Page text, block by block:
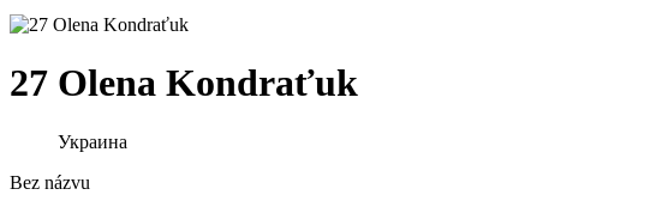
27 Olena Kondraťuk
Украина
Bez názvu